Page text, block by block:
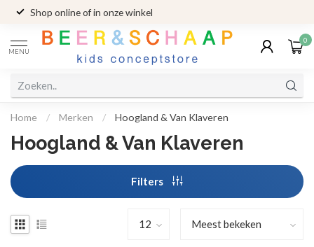
Shop online of in onze winkel
MENU
0
Home / Merken / Hoogland & Van Klaveren
Hoogland & Van Klaveren
Filters